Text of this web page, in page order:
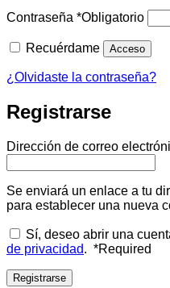
Contraseña *Obligatorio
Recuérdame Acceso
¿Olvidaste la contraseña?
Registrarse
Dirección de correo
Se enviará un enlace a tu
para establecer una nueva
Sí, deseo abrir una
de privacidad. *Required
Registrarse